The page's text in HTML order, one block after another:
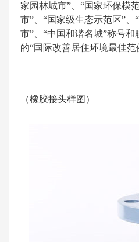
家园林城市”、“国家环保模
市”、“国家级生态示范区”、
市”、“中国和谐名城”称号
的“国际改善居住环境最佳范
（橡胶接头样图）